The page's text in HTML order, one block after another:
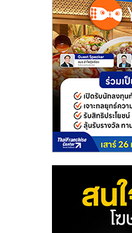
ไชส์
ขาย
หน้า
บ้าน
ลงทุน